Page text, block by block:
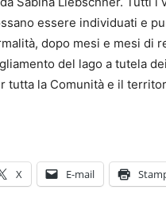
essere individuati e
dopo mesi e mesi di
del lago a tutela
la Comunità e il
X E-mail